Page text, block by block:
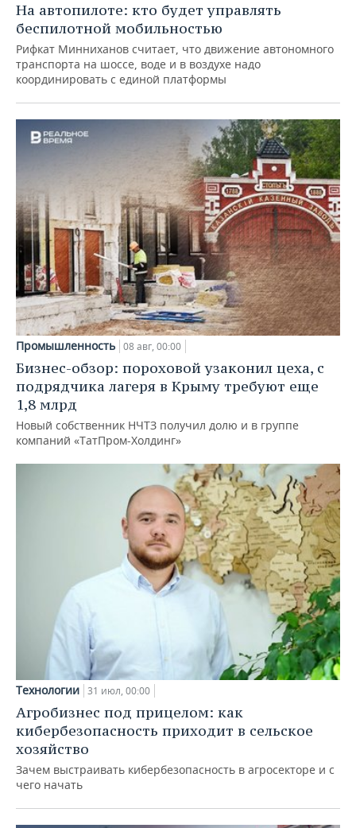
На автопилоте: кто будет управлять
беспилотной мобильностью
Рифкат Минниханов считает, что движение автономного
транспорта на шоссе, воде и в воздухе надо
координировать с единой платформы
Промышленность 08 авг, 00:00
Бизнес-обзор: пороховой узаконил цеха, с
подрядчика лагеря в Крыму требуют еще
1,8 млрд
Новый собственник НЧТЗ получил долю и в группе
компаний «ТатПром-Холдинг»
Технологии 31 июл, 00:00
Агробизнес под прицелом: как
кибербезопасность приходит в сельское
хозяйство
Зачем выстраивать кибербезопасность в агросекторе и с
чего начать